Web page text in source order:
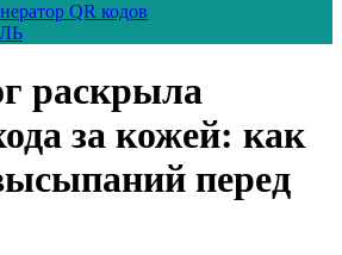
QR кодов
раскрыла
за кожей: как
перед